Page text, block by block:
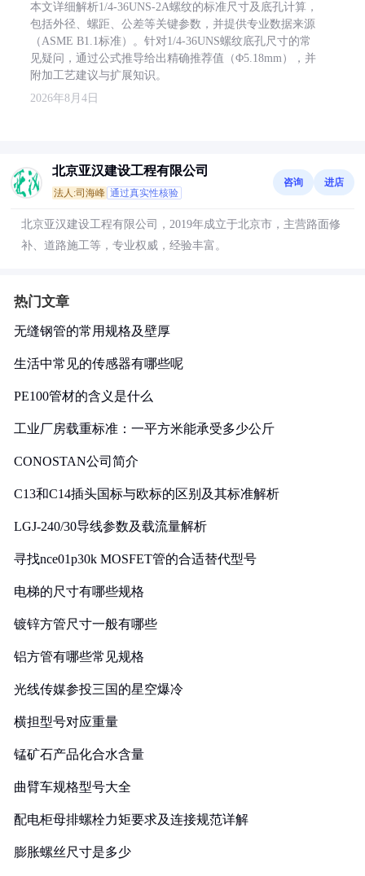
本文详细解析1/4-36UNS-2A螺纹的标准尺寸及底孔计算，
包括外径、螺距、公差等关键参数，并提供专业数据来源
（ASME B1.1标准）。针对1/4-36UNS螺纹底孔尺寸的常
见疑问，通过公式推导给出精确推荐值（Φ5.18mm），并
附加工艺建议与扩展知识。
2026年8月4日
北京亚汉建设工程有限公司
法人:司海峰 通过真实性核验
咨询 进店
北京亚汉建设工程有限公司，2019年成立于北京市，主营路面修
补、道路施工等，专业权威，经验丰富。
热门文章
无缝钢管的常用规格及壁厚
生活中常见的传感器有哪些呢
PE100管材的含义是什么
工业厂房载重标准：一平方米能承受多少公斤
CONOSTAN公司简介
C13和C14插头国标与欧标的区别及其标准解析
LGJ-240/30导线参数及载流量解析
寻找nce01p30k MOSFET管的合适替代型号
电梯的尺寸有哪些规格
镀锌方管尺寸一般有哪些
铝方管有哪些常见规格
光线传媒参投三国的星空爆冷
横担型号对应重量
锰矿石产品化合水含量
曲臂车规格型号大全
配电柜母排螺栓力矩要求及连接规范详解
膨胀螺丝尺寸是多少